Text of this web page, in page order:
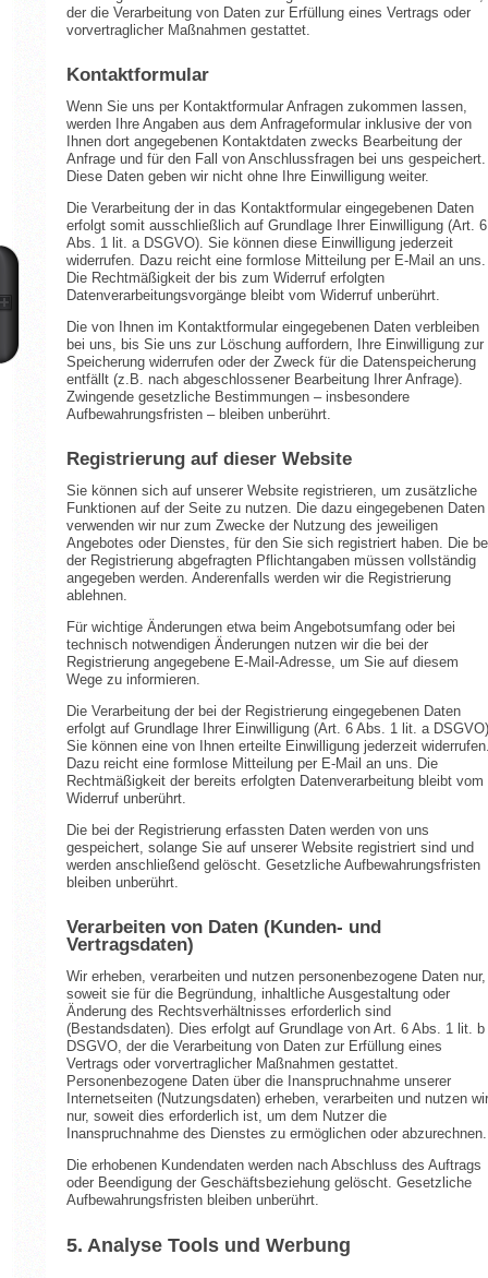
der die Verarbeitung von Daten zur Erfüllung eines Vertrags oder
vorvertraglicher Maßnahmen gestattet.
Kontaktformular
Wenn Sie uns per Kontaktformular Anfragen zukommen lassen,
werden Ihre Angaben aus dem Anfrageformular inklusive der von
Ihnen dort angegebenen Kontaktdaten zwecks Bearbeitung der
Anfrage und für den Fall von Anschlussfragen bei uns gespeichert.
Diese Daten geben wir nicht ohne Ihre Einwilligung weiter.
Die Verarbeitung der in das Kontaktformular eingegebenen Daten
erfolgt somit ausschließlich auf Grundlage Ihrer Einwilligung (Art. 6
Abs. 1 lit. a DSGVO). Sie können diese Einwilligung jederzeit
widerrufen. Dazu reicht eine formlose Mitteilung per E-Mail an uns.
Die Rechtmäßigkeit der bis zum Widerruf erfolgten
Datenverarbeitungsvorgänge bleibt vom Widerruf unberührt.
Die von Ihnen im Kontaktformular eingegebenen Daten verbleiben
bei uns, bis Sie uns zur Löschung auffordern, Ihre Einwilligung zur
Speicherung widerrufen oder der Zweck für die Datenspeicherung
entfällt (z.B. nach abgeschlossener Bearbeitung Ihrer Anfrage).
Zwingende gesetzliche Bestimmungen – insbesondere
Aufbewahrungsfristen – bleiben unberührt.
Registrierung auf dieser Website
Sie können sich auf unserer Website registrieren, um zusätzliche
Funktionen auf der Seite zu nutzen. Die dazu eingegebenen Daten
verwenden wir nur zum Zwecke der Nutzung des jeweiligen
Angebotes oder Dienstes, für den Sie sich registriert haben. Die
der Registrierung abgefragten Pflichtangaben müssen vollständig
angegeben werden. Anderenfalls werden wir die Registrierung
ablehnen.
Für wichtige Änderungen etwa beim Angebotsumfang oder bei
technisch notwendigen Änderungen nutzen wir die bei der
Registrierung angegebene E-Mail-Adresse, um Sie auf diesem
Wege zu informieren.
Die Verarbeitung der bei der Registrierung eingegebenen Daten
erfolgt auf Grundlage Ihrer Einwilligung (Art. 6 Abs. 1 lit. a
Sie können eine von Ihnen erteilte Einwilligung jederzeit
Dazu reicht eine formlose Mitteilung per E-Mail an uns. Die
Rechtmäßigkeit der bereits erfolgten Datenverarbeitung bleibt vom
Widerruf unberührt.
Die bei der Registrierung erfassten Daten werden von uns
gespeichert, solange Sie auf unserer Website registriert sind und
werden anschließend gelöscht. Gesetzliche Aufbewahrungsfristen
bleiben unberührt.
Verarbeiten von Daten (Kunden- und
Vertragsdaten)
Wir erheben, verarbeiten und nutzen personenbezogene Daten nur,
soweit sie für die Begründung, inhaltliche Ausgestaltung oder
Änderung des Rechtsverhältnisses erforderlich sind
(Bestandsdaten). Dies erfolgt auf Grundlage von Art. 6 Abs. 1 lit. b
DSGVO, der die Verarbeitung von Daten zur Erfüllung eines
Vertrags oder vorvertraglicher Maßnahmen gestattet.
Personenbezogene Daten über die Inanspruchnahme unserer
Internetseiten (Nutzungsdaten) erheben, verarbeiten und nutzen wir
nur, soweit dies erforderlich ist, um dem Nutzer die
Inanspruchnahme des Dienstes zu ermöglichen oder abzurechnen.
Die erhobenen Kundendaten werden nach Abschluss des Auftrags
oder Beendigung der Geschäftsbeziehung gelöscht. Gesetzliche
Aufbewahrungsfristen bleiben unberührt.
5. Analyse Tools und Werbung